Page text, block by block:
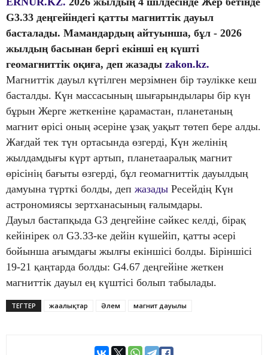
G3.33 деңгейіндегі қатты магниттік дауыл
басталады. Мамандардың айтуынша, бұл - 2026
жылдың басынан бергі екінші ең күшті
геомагниттік оқиға, деп жазады zakon.kz.
Магниттік дауыл күтілген мерзімнен бір тәулікке кеш
басталды. Күн массасының шығарындылары бір күн
бұрын Жерге жеткеніне қарамастан, планетаның
магнит өрісі оның әсеріне ұзақ уақыт төтеп бере алды.
Жағдай тек түн ортасында өзгерді, Күн желінің
жылдамдығы күрт артып, планетааралық магнит
өрісінің бағыты өзгерді, бұл геомагниттік дауылдың
дамуына түрткі болды, деп жазады Ресейдің Күн
астрономиясы зертханасының ғалымдары.
Дауыл бастапқыда G3 деңгейіне сәйкес келді, бірақ
кейінірек ол G3.33-ке дейін күшейіп, қатты әсері
бойынша ағымдағы жылғы екіншісі болды. Біріншісі
19-21 қаңтарда болды: G4.67 деңгейіне жеткен
магниттік дауыл ең күштісі болып табылады.
ТЕГТЕР жаңалықтар Әлем магнит дауылы